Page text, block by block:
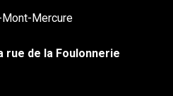
Mont-Mercure
rue de la Foulonnerie